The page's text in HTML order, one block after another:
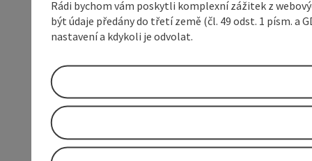
Rádi bychom vám poskytli komplexní zážitek z
být údaje předány do třetí země (čl. 49 odst. 1 písm.
nastavení a kdykoli je odvolat.